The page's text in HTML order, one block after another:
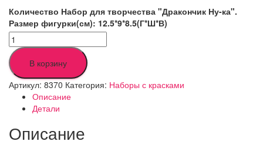
Количество Набор для творчества "Дракончик Ну-ка".
Размер фигурки(см): 12.5*9*8.5(Г*Ш*В)
В корзину
Артикул: 8370 Категория: Наборы с красками
Описание
Детали
Описание